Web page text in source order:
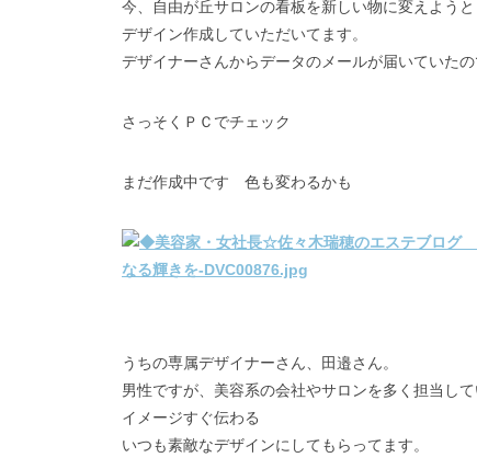
今、自由が丘サロンの看板を新しい物に変えようと
デザイン作成していただいてます。
デザイナーさんからデータのメールが届いていたの
さっそくＰＣでチェック
まだ作成中です 色も変わるかも
うちの専属デザイナーさん、田邉さん。
男性ですが、美容系の会社やサロンを多く担当し
イメージすぐ伝わる
いつも素敵なデザインにしてもらってます。